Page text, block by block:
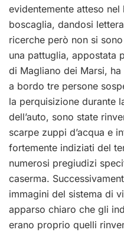
evidentemente atteso
boscaglia, dandosi
ricerche però non si
una pattuglia, appostata
di Magliano dei Marsi, ha
a bordo tre persone
la perquisizione durante
dell’auto, sono state
scarpe zuppi d’acqua e
fortemente indiziati del
numerosi pregiudizi
caserma.
immagini del sistema di
apparso chiaro che gli
erano proprio quelli